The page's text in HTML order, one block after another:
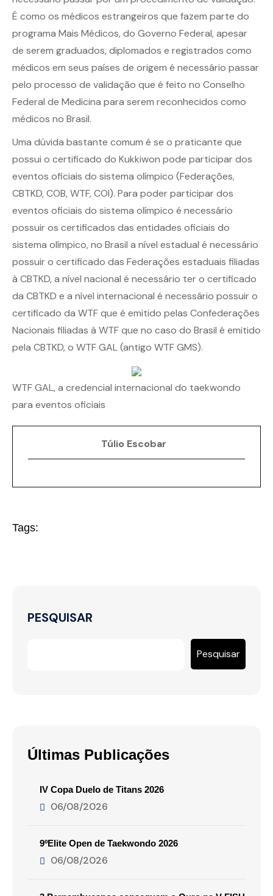
É como os médicos estrangeiros que fazem parte do
programa Mais Médicos, do Governo Federal, apesar
de serem graduados, diplomados e registrados como
médicos em seus países de origem é necessário passar
pelo processo de validação que é feito no Conselho
Federal de Medicina para serem reconhecidos como
médicos no Brasil.
Uma dúvida bastante comum é se o praticante que
possui o certificado do Kukkiwon pode participar dos
eventos oficiais do sistema olímpico (Federações,
CBTKD, COB, WTF, COI). Para poder participar dos
eventos oficiais do sistema olímpico é necessário
possuir os certificados das entidades oficiais do
sistema olímpico, no Brasil a nível estadual é necessário
possuir o certificado das Federações estaduais filiadas
à CBTKD, a nível nacional é necessário ter o certificado
da CBTKD e a nível internacional é necessário possuir o
certificado da WTF que é emitido pelas Confederações
Nacionais filiadas à WTF que no caso do Brasil é emitido
pela CBTKD, o WTF GAL (antigo WTF GMS).
WTF GAL, a credencial internacional do taekwondo
para eventos oficiais
Túlio Escobar
Tags:
PESQUISAR
Pesquisar
Últimas Publicações
IV Copa Duelo de Titans 2026
06/08/2026
9ºElite Open de Taekwondo 2026
06/08/2026